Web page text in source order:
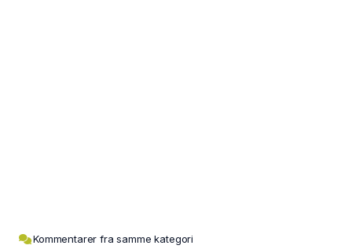
Kommentarer fra samme kategori